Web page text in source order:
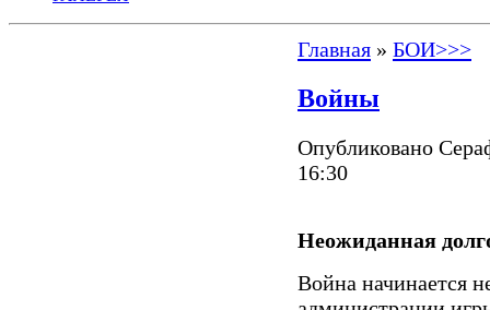
Главная » БОИ>>>
Войны
Опубликовано
16:30
Неожиданная
Война начинается